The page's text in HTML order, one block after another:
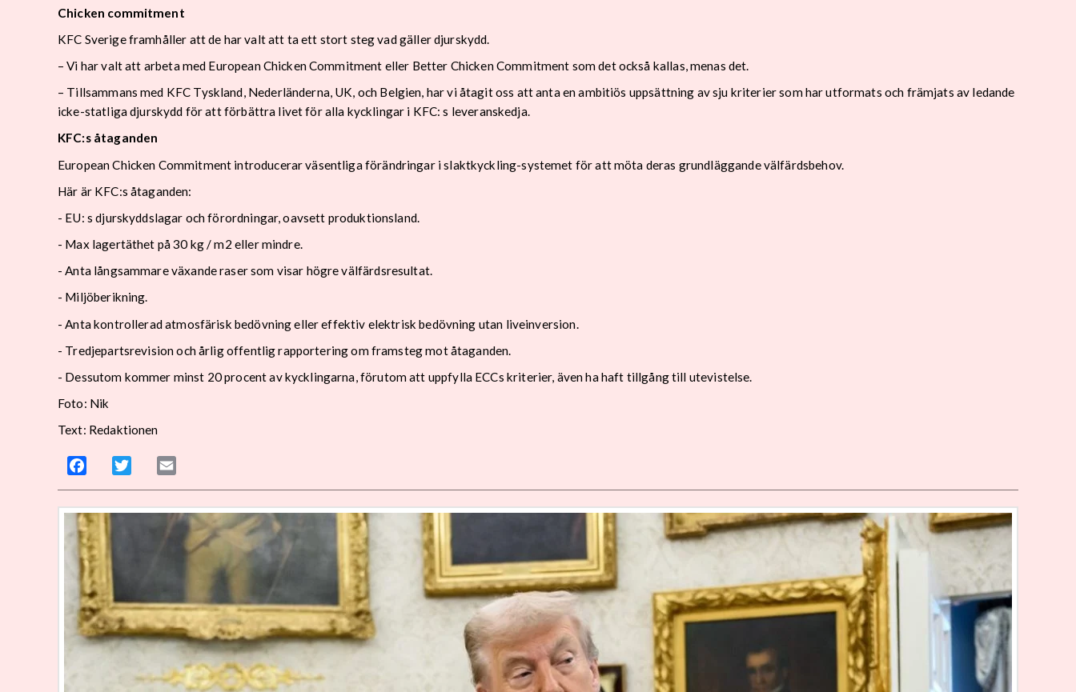
Chicken commitment
KFC Sverige framhåller att de har valt att ta ett stort steg vad gäller djurskydd.
– Vi har valt att arbeta med European Chicken Commitment eller Better Chicken Commitment som det också kallas, menas det.
– Tillsammans med KFC Tyskland, Nederländerna, UK, och Belgien, har vi åtagit oss att anta en ambitiös uppsättning av sju kriterier som har utformats och främjats av ledande
icke-statliga djurskydd för att förbättra livet för alla kycklingar i KFC: s leveranskedja.
KFC:s åtaganden
European Chicken Commitment introducerar väsentliga förändringar i slaktkyckling-systemet för att möta deras grundläggande välfärdsbehov.
Här är KFC:s åtaganden:
- EU: s djurskyddslagar och förordningar, oavsett produktionsland.
- Max lagertäthet på 30 kg / m2 eller mindre.
- Anta långsammare växande raser som visar högre välfärdsresultat.
- Miljöberikning.
- Anta kontrollerad atmosfärisk bedövning eller effektiv elektrisk bedövning utan liveinversion.
- Tredjepartsrevision och årlig offentlig rapportering om framsteg mot åtaganden.
- Dessutom kommer minst 20 procent av kycklingarna, förutom att uppfylla ECCs kriterier, även ha haft tillgång till utevistelse.
Foto: Nik
Text: Redaktionen
Facebook Twitter